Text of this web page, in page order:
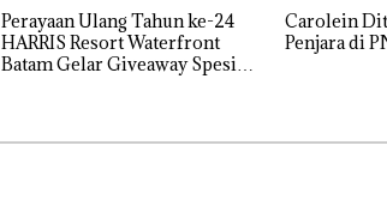
Perayaan Ulang Tahun ke-24
HARRIS Resort Waterfront
Batam Gelar Giveaway Spesial
Carolein
Penjara di